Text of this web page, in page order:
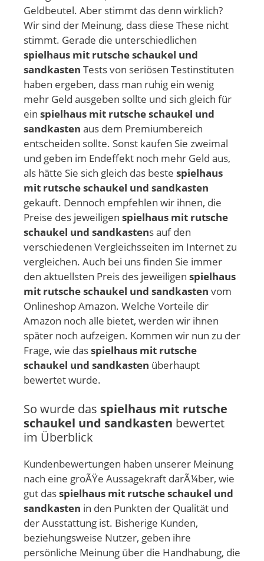
Geldbeutel. Aber stimmt das denn wirklich?
Wir sind der Meinung, dass diese These nicht
stimmt. Gerade die unterschiedlichen
spielhaus mit rutsche schaukel und
sandkasten Tests von seriösen Testinstituten
haben ergeben, dass man ruhig ein wenig
mehr Geld ausgeben sollte und sich gleich für
ein spielhaus mit rutsche schaukel und
sandkasten aus dem Premiumbereich
entscheiden sollte. Sonst kaufen Sie zweimal
und geben im Endeffekt noch mehr Geld aus,
als hätte Sie sich gleich das beste spielhaus
mit rutsche schaukel und sandkasten
gekauft. Dennoch empfehlen wir ihnen, die
Preise des jeweiligen spielhaus mit rutsche
schaukel und sandkastens auf den
verschiedenen Vergleichsseiten im Internet zu
vergleichen. Auch bei uns finden Sie immer
den aktuellsten Preis des jeweiligen spielhaus
mit rutsche schaukel und sandkasten vom
Onlineshop Amazon. Welche Vorteile dir
Amazon noch alle bietet, werden wir ihnen
später noch aufzeigen. Kommen wir nun zu der
Frage, wie dasspielhaus mit rutsche
schaukel und sandkasten überhaupt
bewertet wurde.
So wurde das spielhaus mit rutsche
schaukel und sandkasten bewertet
im Überblick
Kundenbewertungen haben unserer Meinung
nach eine groÃŸe Aussagekraft darÃ¼ber, wie
gut dasspielhaus mit rutsche schaukel und
sandkasten in den Punkten der Qualität und
der Ausstattung ist. Bisherige Kunden,
beziehungsweise Nutzer, geben ihre
persönliche Meinung über die Handhabung, die